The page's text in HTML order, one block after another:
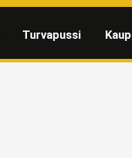
Turvapussi